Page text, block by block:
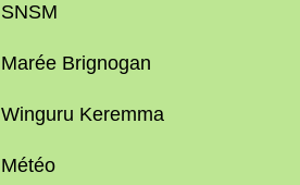
SNSM
Marée Brignogan
Winguru Keremma
Météo